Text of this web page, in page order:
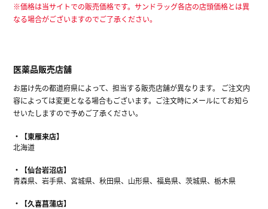
※価格は当サイトでの販売価格です。サンドラッグ各店の店頭価格とは異
なる場合がございますのでご了承ください。
医薬品販売店舗
お届け先の都道府県によって、担当する販売店舗が異なります。 ご注文内
容によっては変更となる場合もございます。ご注文時にメールにてお知ら
せいたしますので予めご了承ください。
【東雁来店】
北海道
【仙台岩沼店】
青森県、岩手県、宮城県、秋田県、山形県、福島県、茨城県、栃木県
【久喜菖蒲店】